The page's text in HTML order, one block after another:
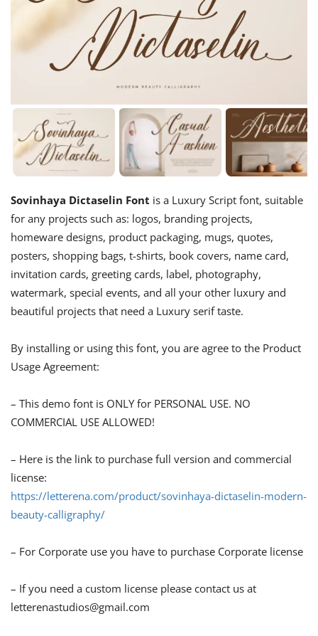
Sovinhaya Dictaselin Font is a Luxury Script font, suitable
for any projects such as: logos, branding projects,
homeware designs, product packaging, mugs, quotes,
posters, shopping bags, t-shirts, book covers, name card,
invitation cards, greeting cards, label, photography,
watermark, special events, and all your other luxury and
beautiful projects that need a Luxury serif taste.
By installing or using this font, you are agree to the Product
Usage Agreement:
– This demo font is ONLY for PERSONAL USE. NO
COMMERCIAL USE ALLOWED!
– Here is the link to purchase full version and commercial
license:
https://letterena.com/product/sovinhaya-dictaselin-modern-
beauty-calligraphy/
– For Corporate use you have to purchase Corporate license
– If you need a custom license please contact us at
letterenastudios@gmail.com